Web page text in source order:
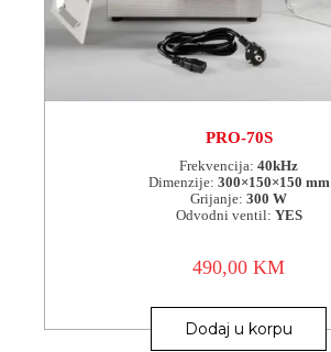
PRO-70S
Frekvencija: 40kHz
Dimenzije: 300×150×150 mm
Grijanje: 300 W
Odvodni ventil: YES
490,00KM
Dodaj u korpu